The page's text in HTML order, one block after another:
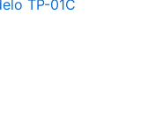
TP-01C